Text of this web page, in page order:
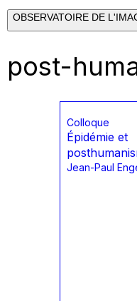
OBSERVATOIRE DE
post-
Colloque
Épidémie et
Jean-Paul